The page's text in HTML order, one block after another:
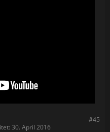
#45
30. April 2016